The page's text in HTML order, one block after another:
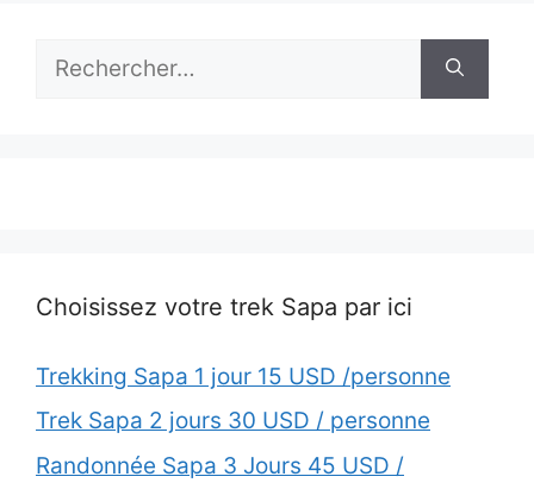
Rechercher :
Choisissez votre trek Sapa par ici
Trekking Sapa 1 jour 15 USD /personne
Trek Sapa 2 jours 30 USD / personne
Randonnée Sapa 3 Jours 45 USD /